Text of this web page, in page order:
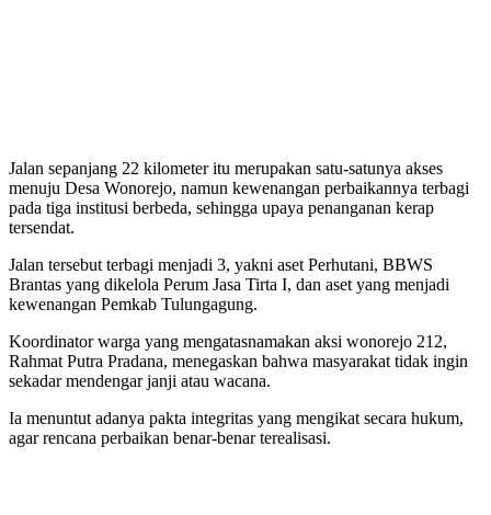
Jalan sepanjang 22 kilometer itu merupakan satu-satunya akses
menuju Desa Wonorejo, namun kewenangan perbaikannya terbagi
pada tiga institusi berbeda, sehingga upaya penanganan kerap
tersendat.
Jalan tersebut terbagi menjadi 3, yakni aset Perhutani, BBWS
Brantas yang dikelola Perum Jasa Tirta I, dan aset yang menjadi
kewenangan Pemkab Tulungagung.
Koordinator warga yang mengatasnamakan aksi wonorejo 212,
Rahmat Putra Pradana, menegaskan bahwa masyarakat tidak ingin
sekadar mendengar janji atau wacana.
Ia menuntut adanya pakta integritas yang mengikat secara hukum,
agar rencana perbaikan benar-benar terealisasi.